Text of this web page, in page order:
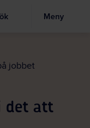
sökruta
Meny
jobbet
det att